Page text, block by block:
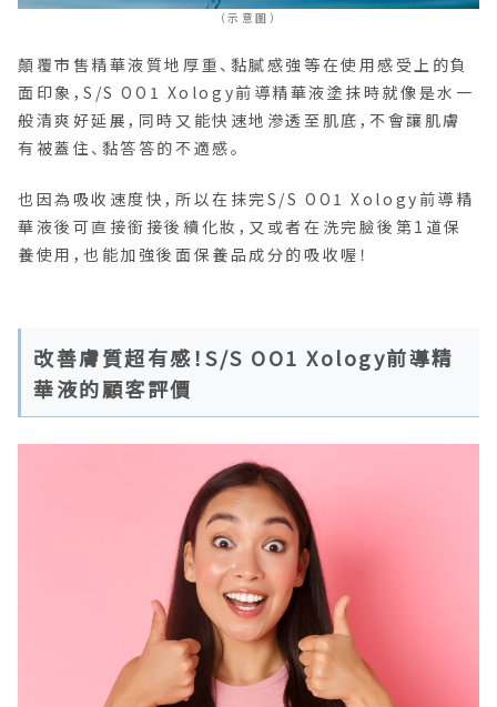
（示意圖）
顛覆市售精華液質地厚重、黏膩感強等在使用感受上的負
面印象，S/S OO1 Xology前導精華液塗抹時就像是水一
般清爽好延展，同時又能快速地滲透至肌底，不會讓肌膚
有被蓋住、黏答答的不適感。
也因為吸收速度快，所以在抹完S/S OO1 Xology前導精
華液後可直接銜接後續化妝，又或者在洗完臉後第1道保
養使用，也能加強後面保養品成分的吸收喔！
改善膚質超有感！S/S OO1 Xology前導精
華液的顧客評價